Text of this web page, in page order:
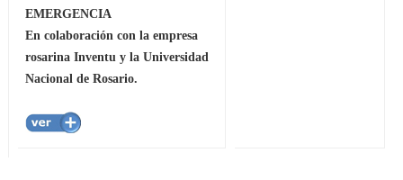
EMERGENCIA
En colaboración con la empresa
rosarina Inventu y la Universidad
Nacional de Rosario.